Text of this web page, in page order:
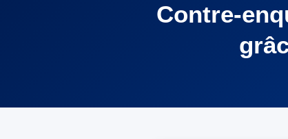
Contre-